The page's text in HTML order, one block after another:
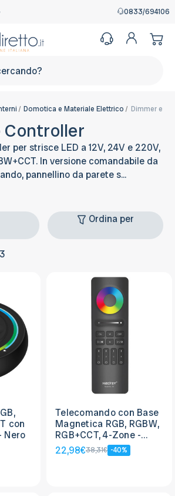
0833/694106
Domotica e Materiale Elettrico Dimmer e
Controller
per strisce LED a 12V, 24V e 220V,
In versione comandabile da
pannellino da parete s...
Ordina per
con
Nero
Telecomando con Base
Magnetica RGB, RGBW,
RGB+CCT, 4-Zone -
Nero
22,98€38,31€ -40%